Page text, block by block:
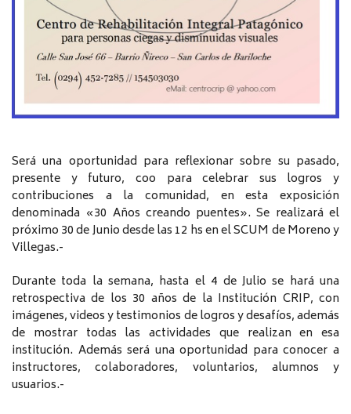
Será una oportunidad para reflexionar sobre su pasado,
presente y futuro, coo para celebrar sus logros y
contribuciones a la comunidad, en esta exposición
denominada «30 Años creando puentes». Se realizará el
próximo 30 de Junio desde las 12 hs en el SCUM de Moreno y
Villegas.-
Durante toda la semana, hasta el 4 de Julio se hará una
retrospectiva de los 30 años de la Institución CRIP, con
imágenes, videos y testimonios de logros y desafíos, además
de mostrar todas las actividades que realizan en esa
institución. Además será una oportunidad para conocer a
instructores, colaboradores, voluntarios, alumnos y
usuarios.-